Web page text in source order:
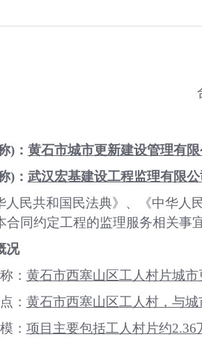
)： 黄石市城市更新建设管理有限
)： 武汉宏基建设工程监理有限公
人民共和国民法典》、《中华人
合同约定工程的监理服务相关事
况
： 黄石市西塞山区工人村片城市
： 黄石市西塞山区工人村，与
： 项目主要包括工人村片约2.36